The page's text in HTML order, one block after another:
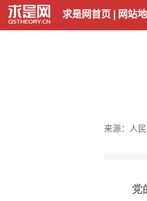
求是网首页 网站
来源：人
党的